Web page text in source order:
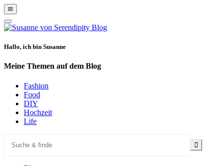
Show
Offscreen
Content
Hide
Offscreen
Hallo, ich bin Susanne
Meine Themen auf dem Blog
Fashion
Food
DIY
Hochzeit
Life